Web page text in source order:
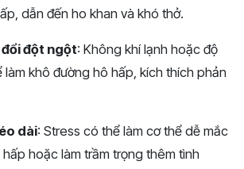
dẫn đến ho khan và khó thở.
đột ngột: Không khí lạnh hoặc độ
làm khô đường hô hấp, kích thích phản
dài: Stress có thể làm cơ thể dễ mắc
hoặc làm trầm trọng thêm tình